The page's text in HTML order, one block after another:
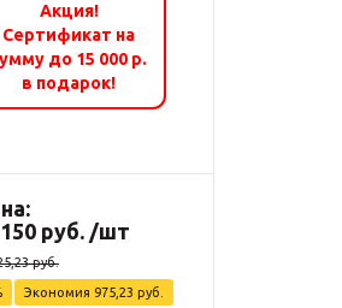
Акция!
Сертификат на
до 15 000 р.
в подарок!
руб. /шт
руб.
Экономия 975,23 руб.